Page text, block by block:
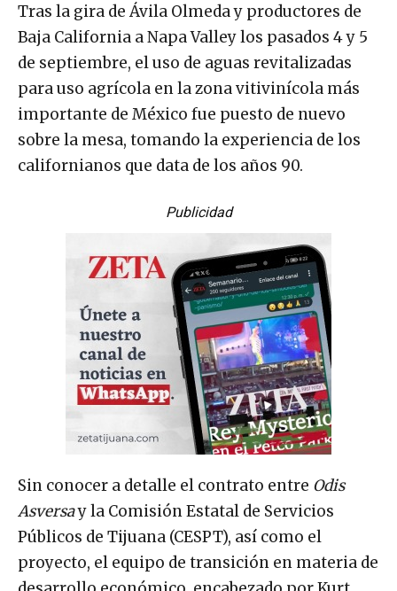
Tras la gira de Ávila Olmeda y productores de
Baja California a Napa Valley los pasados 4 y 5
de septiembre, el uso de aguas revitalizadas
para uso agrícola en la zona vitivinícola más
importante de México fue puesto de nuevo
sobre la mesa, tomando la experiencia de los
californianos que data de los años 90.
Publicidad
Sin conocer a detalle el contrato entre Odis
Asversay la Comisión Estatal de Servicios
Públicos de Tijuana (CESPT), así como el
proyecto, el equipo de transición en materia de